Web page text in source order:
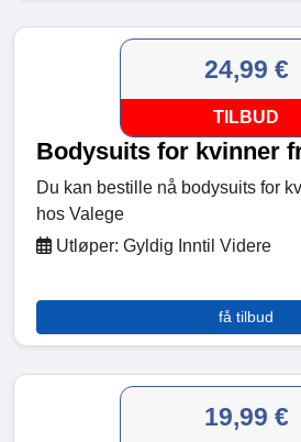
24,99 €
TILBUD
Bodysuits for kvinner
Du kan bestille nå bodysuits for
hos Valege
Utløper: Gyldig Inntil Videre
få tilbud
19,99 €